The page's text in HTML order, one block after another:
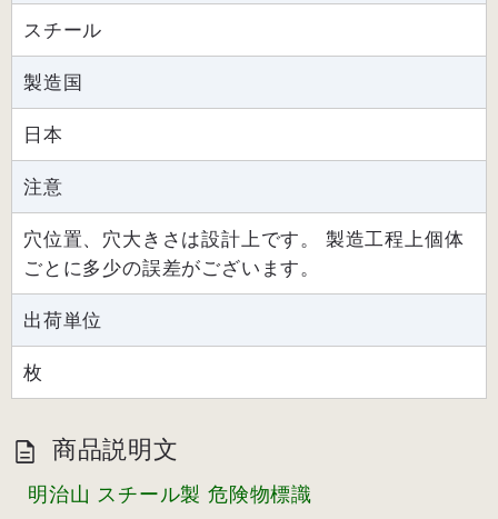
スチール
製造国
日本
注意
穴位置、穴大きさは設計上です。 製造工程上個体
ごとに多少の誤差がございます。
出荷単位
枚
商品説明文
明治山 スチール製 危険物標識